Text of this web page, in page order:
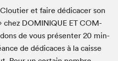
et faire dédi­cac­er son
chez DOMINIQUE ET COM­
de vous présen­ter20 min­
de dédi­caces à la caisse